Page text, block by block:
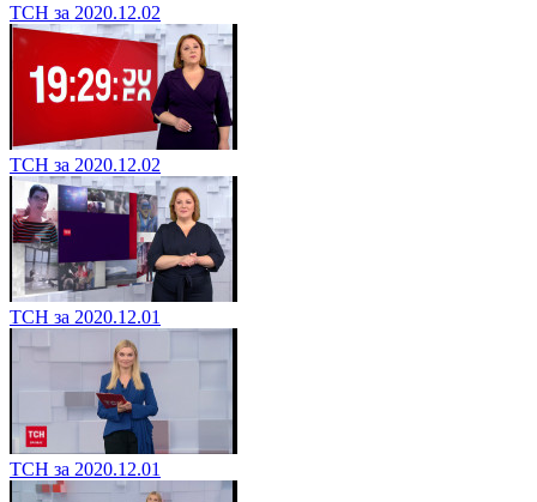
ТСН за 2020.12.02
ТСН за 2020.12.02
ТСН за 2020.12.01
ТСН за 2020.12.01